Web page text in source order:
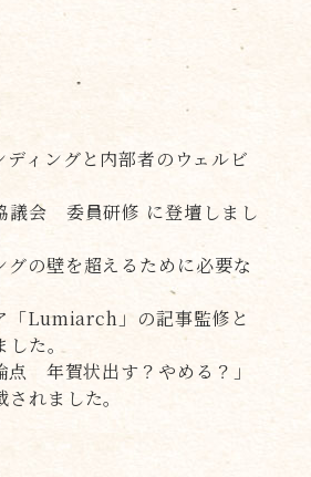
ディングと内部者のウェルビ
議会 委員研修 に登壇しまし
グの壁を超えるために必要な
「Lumiarch」の記事監修と
した。
年賀状出す？やめる？」
れました。